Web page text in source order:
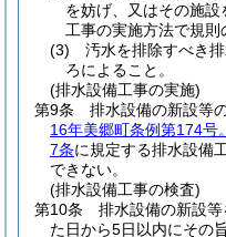
を妨げ、又はその施
工事の実施方法で規則
(3)
汚水を排除すべき
ろによること。
(排水設備工事の実施)
第9条
排水設備の新設等
16年美郷町条例第174号
7条に規定する排水設備
できない。
(排水設備工事の検査)
第10条
排水設備の新設
た日から5日以内にその